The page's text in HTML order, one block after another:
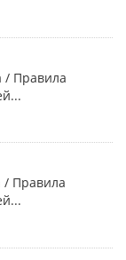
Правила
Правила